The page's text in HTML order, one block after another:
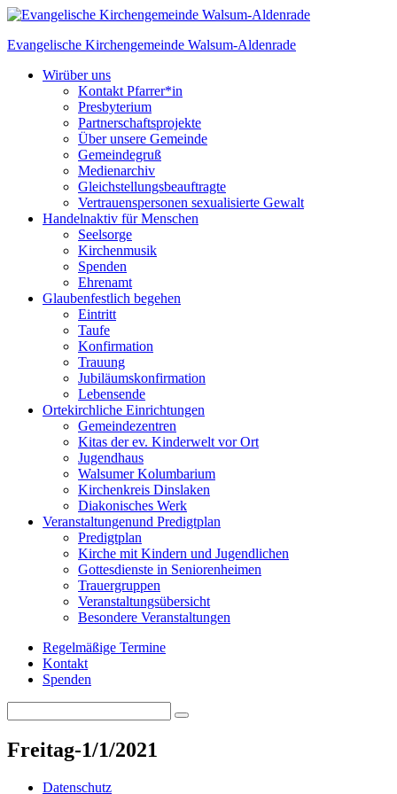
Skip
content
Evangelische Kirchengemeinde Walsum-Aldenrade
Wirüber uns
Kontakt Pfarrer*in
Presbyterium
Partnerschaftsprojekte
Über unsere Gemeinde
Gemeindegruß
Medienarchiv
Gleichstellungs­beauftragte
Vertrauenspersonen sexualisierte Gewalt
Handelnaktiv für Menschen
Seelsorge
Kirchenmusik
Spenden
Ehrenamt
Glaubenfestlich begehen
Eintritt
Taufe
Konfirmation
Trauung
Jubiläumskonfirmation
Lebensende
Ortekirchliche Einrichtungen
Gemeindezentren
Kitas der ev. Kinderwelt vor Ort
Jugendhaus
Walsumer Kolumbarium
Kirchenkreis Dinslaken
Diakonisches Werk
Veranstaltungenund Predigtplan
Predigtplan
Kirche mit Kindern und Jugendlichen
Gottesdienste in Seniorenheimen
Trauergruppen
Veranstaltungsübersicht
Besondere Veranstaltungen
Regelmäßige Termine
Kontakt
Spenden
for:
Search
Freitag-1/1/2021
Datenschutz